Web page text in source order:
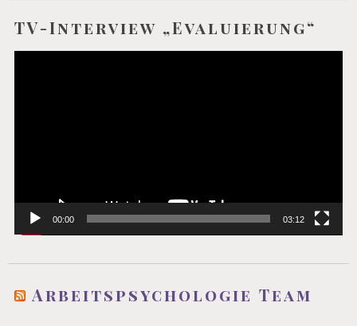
TV-Interview „Evaluierung“
00:00 03:12
Arbeitspsychologie Team